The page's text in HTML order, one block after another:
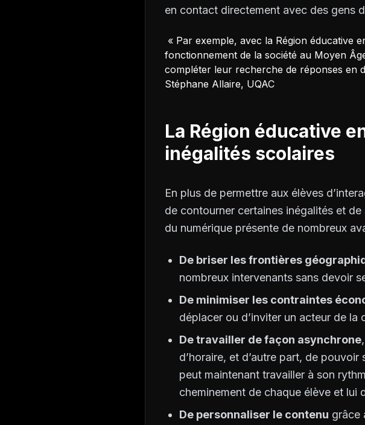
en contact directement avec des gens
« Par exemple, avec la Région éducative
fonctionnement de la société au Moyen
compléter leur recherche de réponses en
Stéphane Allaire, UQAC
La Région éducative
inégalités scolaires
En plus de permettre aux élèves
de contourner certaines inégalités et de
du numérique présente de nombreux
De briser les frontières
nombreux intervenants sans devoir
De minimiser les contraintes
déplacer ou d’inviter un acteur de la
De travailler de façon asynchrone
d’horaire, et d’autre part, de
peut maintenant travailler à son
cheminement de chaque élève et lui
De personnaliser le contenu grâce